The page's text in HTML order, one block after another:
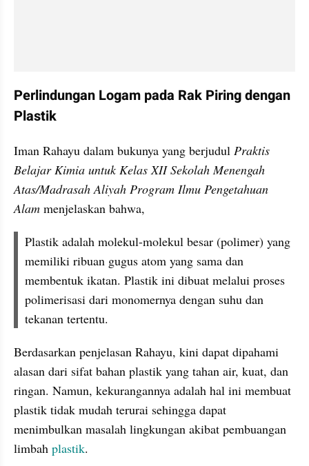
Perlindungan Logam pada Rak Piring dengan
Plastik
Iman Rahayu dalam bukunya yang berjudul Praktis
Belajar Kimia untuk Kelas XII Sekolah Menengah
Atas/Madrasah Aliyah Program Ilmu Pengetahuan
Alam menjelaskan bahwa,
Plastik adalah molekul-molekul besar (polimer) yang
memiliki ribuan gugus atom yang sama dan
membentuk ikatan. Plastik ini dibuat melalui proses
polimerisasi dari monomernya dengan suhu dan
tekanan tertentu.
Berdasarkan penjelasan Rahayu, kini dapat dipahami
alasan dari sifat bahan plastik yang tahan air, kuat, dan
ringan. Namun, kekurangannya adalah hal ini membuat
plastik tidak mudah terurai sehingga dapat
menimbulkan masalah lingkungan akibat pembuangan
limbah plastik.